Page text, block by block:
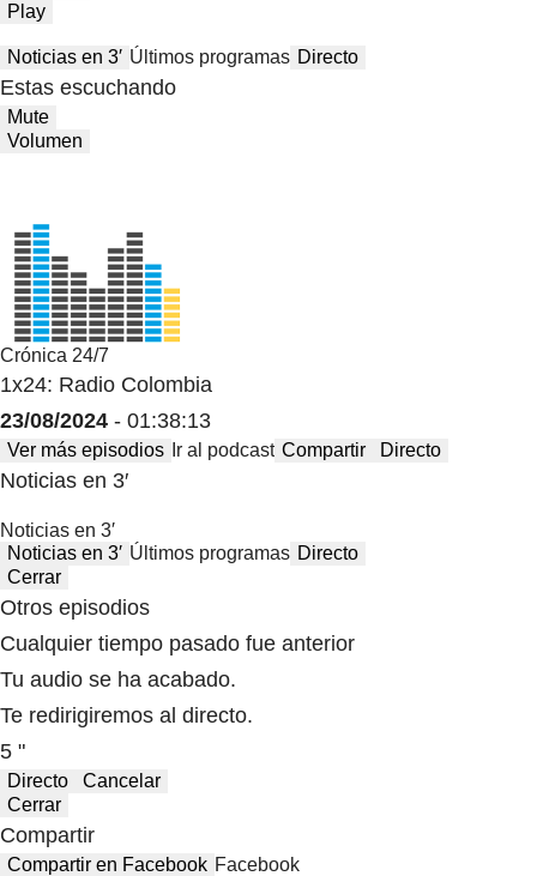
Play
Noticias en 3′ Últimos programas Directo
Estas escuchando
Mute
Volumen
Crónica 24/7
1x24: Radio Colombia
23/08/2024 - 01:38:13
Ver más episodios Ir al podcast Compartir Directo
Noticias en 3′
Noticias en 3′
Noticias en 3′ Últimos programas Directo
Cerrar
Otros episodios
Cualquier tiempo pasado fue anterior
Tu audio se ha acabado.
Te redirigiremos al directo.
5 "
Directo
Cancelar
Cerrar
Compartir
Compartir en Facebook Facebook